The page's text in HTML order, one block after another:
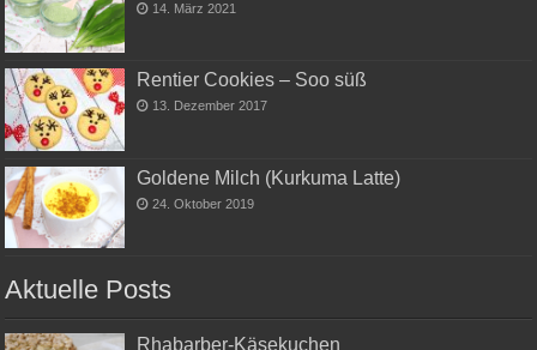
14. März 2021
Rentier Cookies – Soo süß
13. Dezember 2017
Goldene Milch (Kurkuma Latte)
24. Oktober 2019
Aktuelle Posts
Rhabarber-Käsekuchen